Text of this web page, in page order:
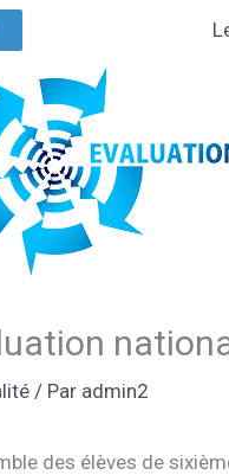
/ Par admin2
des élèves de